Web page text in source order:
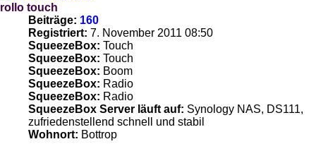
rollo touch
Beiträge: 160
Registriert: 7. November 2011 08:50
SqueezeBox: Touch
SqueezeBox: Touch
SqueezeBox: Boom
SqueezeBox: Radio
SqueezeBox: Radio
SqueezeBox Server läuft auf: Synology NAS, DS111,
zufriedenstellend schnell und stabil
Wohnort: Bottrop